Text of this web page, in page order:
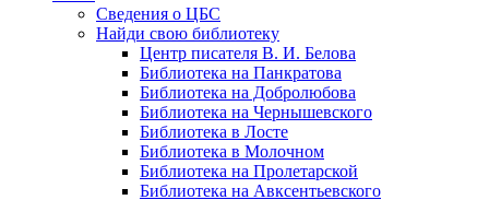
Сведения о ЦБС
Найди свою библиотеку
Центр писателя В. И. Белова
Библиотека на Панкратова
Библиотека на Добролюбова
Библиотека на Чернышевского
Библиотека в Лосте
Библиотека в Молочном
Библиотека на Пролетарской
Библиотека на Авксентьевского